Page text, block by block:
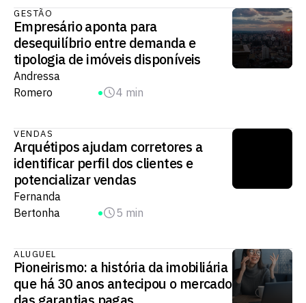
GESTÃO
Empresário aponta para
desequilíbrio entre demanda e
tipologia de imóveis disponíveis
Andressa
Romero
4 min
VENDAS
Arquétipos ajudam corretores a
identificar perfil dos clientes e
potencializar vendas
Fernanda
Bertonha
5 min
ALUGUEL
Pioneirismo: a história da imobiliária
que há 30 anos antecipou o mercado